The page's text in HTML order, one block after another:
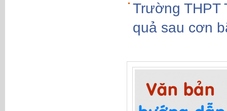
Trường THPT
quả sau cơn